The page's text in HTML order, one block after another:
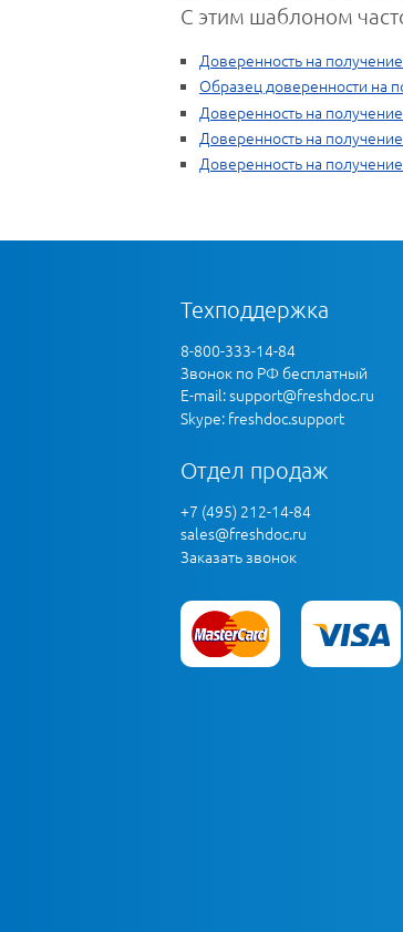
С этим шаблоном
Доверенность на
Образец доверенности на
Доверенность на
Доверенность на
Доверенность на
Техподдержка
8-800-333-14-84
Звонок по РФ бесплатный
E-mail:support@freshdoc.ru
Skype: freshdoc.support
Отдел продаж
+7 (495) 212-14-84
sales@freshdoc.ru
Заказать звонок